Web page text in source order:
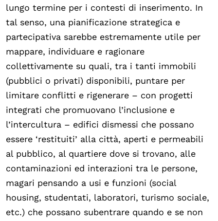
lungo termine per i contesti di inserimento. In
tal senso, una pianificazione strategica e
partecipativa sarebbe estremamente utile per
mappare, individuare e ragionare
collettivamente su quali, tra i tanti immobili
(pubblici o privati) disponibili, puntare per
limitare conflitti e rigenerare – con progetti
integrati che promuovano l’inclusione e
l’intercultura – edifici dismessi che possano
essere ‘restituiti’ alla città, aperti e permeabili
al pubblico, al quartiere dove si trovano, alle
contaminazioni ed interazioni tra le persone,
magari pensando a usi e funzioni (social
housing, studentati, laboratori, turismo sociale,
etc.) che possano subentrare quando e se non